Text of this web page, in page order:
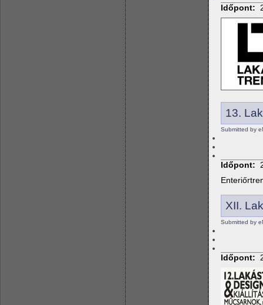
Időpont:
13.
Submitted by
Időpont:
XII.
Submitted by
Időpont: